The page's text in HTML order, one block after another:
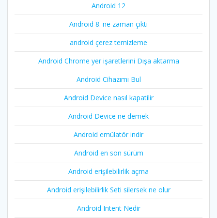
Android 12
Android 8. ne zaman çıktı
android çerez temizleme
Android Chrome yer işaretlerini Dışa aktarma
Android Cihazımı Bul
Android Device nasıl kapatilir
Android Device ne demek
Android emülatör indir
Android en son sürüm
Android erişilebilirlik açma
Android erişilebilirlik Seti silersek ne olur
Android Intent Nedir